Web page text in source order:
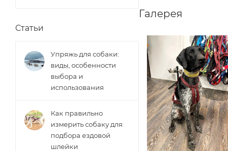
Галерея
Статьи
Упряжь для собаки:
виды, особенности
выбора и
использования
Как правильно
измерить собаку для
подбора ездовой
шлейки